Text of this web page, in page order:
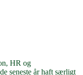
HR og
seneste år haft særligt